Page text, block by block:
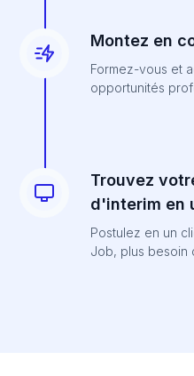
Montez en
Formez-vous et
opportunités
Trouvez
d'interim en
Postulez en un
Job, plus besoin